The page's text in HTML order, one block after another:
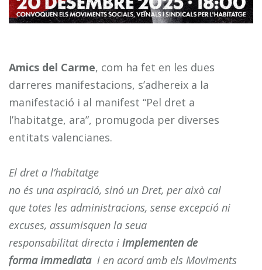
Amics del Carme, com ha fet en les dues
darreres manifestacions, s’adhereix a la
manifestació i al manifest “Pel dret a
l’habitatge, ara”, promugoda per diverses
entitats valencianes.
El dret a l’habitatge
no és una aspiració, sinó un Dret, per això cal
que totes les administracions, sense excepció ni
excuses, assumisquen la seua
responsabilitat directa i implementen de
forma immediatai en acord amb els Moviments